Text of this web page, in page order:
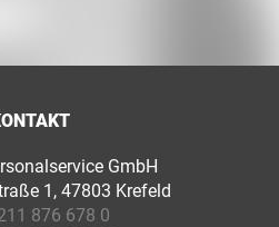
GmbH
1, 47803 Krefeld
876 678 0